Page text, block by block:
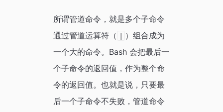
所谓管道命令，就是多个子命令
通过管道运算符（
）组合成为
一个大的命令。Bash 会把最后一
个子命令的返回值，作为整个命
令的返回值。也就是说，只要最
后一个子命令不失败，管道命令